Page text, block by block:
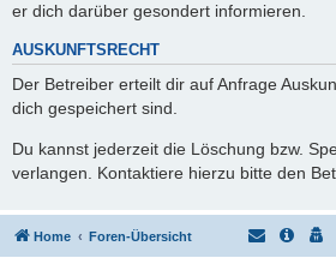
er dich darüber gesondert informieren.
AUSKUNFTSRECHT
Der Betreiber erteilt dir auf Anfrage
dich gespeichert sind.
Du kannst jederzeit die Löschung bzw.
verlangen. Kontaktiere hierzu bitte den
Home Foren-Übersicht